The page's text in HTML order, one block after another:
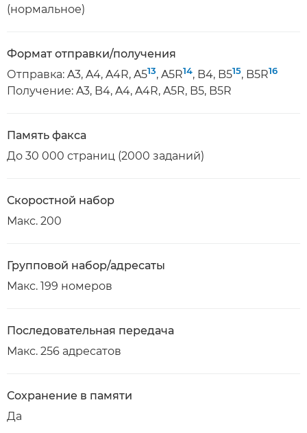
(нормальное)
Формат отправки/получения
Отправка: A3, A4, A4R, A513, A5R14, B4, B515, B5R16
Получение: A3, B4, A4, A4R, A5R, B5, B5R
Память факса
До 30 000 страниц (2000 заданий)
Скоростной набор
Макс. 200
Групповой набор/адресаты
Макс. 199 номеров
Последовательная передача
Макс. 256 адресатов
Сохранение в памяти
Да